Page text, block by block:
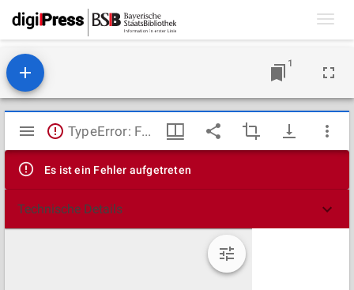
1
Mirador
Viewer
TypeError: Failed to fetch
Es ist ein Fehler aufgetreten
Technische Details